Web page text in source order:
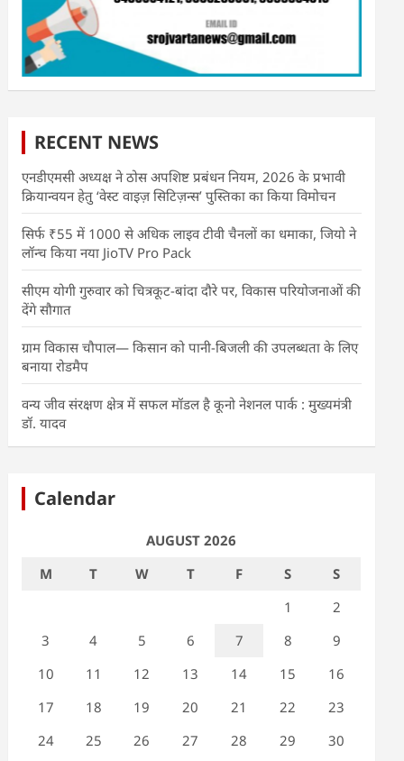
RECENT NEWS
एनडीएमसी अध्यक्ष ने ठोस अपशिष्ट प्रबंधन नियम, 2026 के प्रभावी
क्रियान्वयन हेतु ‘वेस्ट वाइज़ सिटिज़न्स’ पुस्तिका का किया विमोचन
सिर्फ ₹55 में 1000 से अधिक लाइव टीवी चैनलों का धमाका, जियो ने
लॉन्च किया नया JioTV Pro Pack
सीएम योगी गुरुवार को चित्रकूट-बांदा दौरे पर, विकास परियोजनाओं की
देंगे सौगात
ग्राम विकास चौपाल— किसान को पानी-बिजली की उपलब्धता के लिए
बनाया रोडमैप
वन्य जीव संरक्षण क्षेत्र में सफल मॉडल है कूनो नेशनल पार्क : मुख्यमंत्री
डॉ. यादव
Calendar
AUGUST 2026
M
T W T F S
S
1
2
3
4 5 6 7 8
9
10
11 12 13 14 15
16
17
18 19 20 21 22
23
24
25 26 27 28 29
30